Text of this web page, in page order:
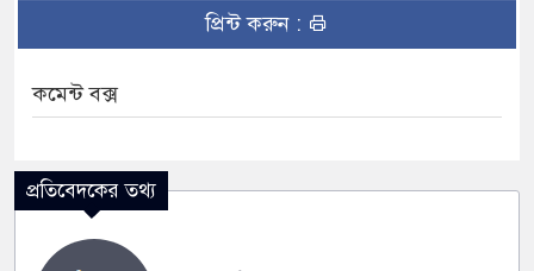
প্রিন্ট করুন :
কমেন্ট বক্স
প্রতিবেদকের তথ্য